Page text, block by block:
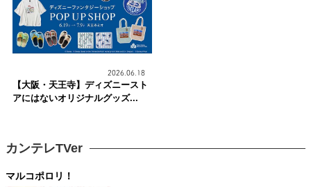
2026.06.18
【大阪・天王寺】ディズニースト
アにはないオリジナルグッズ...
カンテレTVer
マルコポロリ！